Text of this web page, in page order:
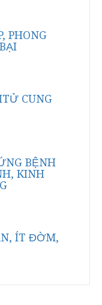
PHONG
CUNG
BỆNH
KINH
ÍT ĐỜM,